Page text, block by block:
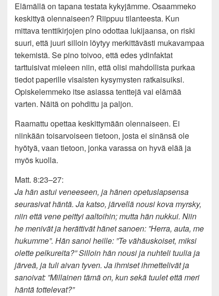
Elämällä on tapana testata kykyjämme. Osaammeko
keskittyä olennaiseen? Riippuu tilanteesta. Kun
mittava tenttikirjojen pino odottaa lukijaansa, on riski
suuri, että juuri silloin löytyy merkittävästi mukavampaa
tekemistä. Se pino toivoo, että edes ydinfaktat
tarttuisivat mieleen niin, että olisi mahdollista purkaa
tiedot paperille visaisten kysymysten ratkaisuiksi.
Opiskelemmeko itse asiassa tenttejä vai elämää
varten. Näitä on pohdittu ja paljon.
Raamattu opettaa keskittymään olennaiseen. Ei
niinkään toisarvoiseen tietoon, josta ei sinänsä ole
hyötyä, vaan tietoon, jonka varassa on hyvä elää ja
myös kuolla.
Matt. 8:23–27:
Ja hän astui veneeseen, ja hänen opetuslapsensa
seurasivat häntä. Ja katso, järvellä nousi kova myrsky,
niin että vene peittyi aaltoihin; mutta hän nukkui. Niin
he menivät ja herättivät hänet sanoen: ”Herra, auta, me
hukumme”. Hän sanoi heille: ”Te vähäuskoiset, miksi
olette pelkureita?” Silloin hän nousi ja nuhteli tuulia ja
järveä, ja tuli aivan tyven. Ja ihmiset ihmettelivät ja
sanoivat: ”Millainen tämä on, kun sekä tuulet että meri
häntä tottelevat?”